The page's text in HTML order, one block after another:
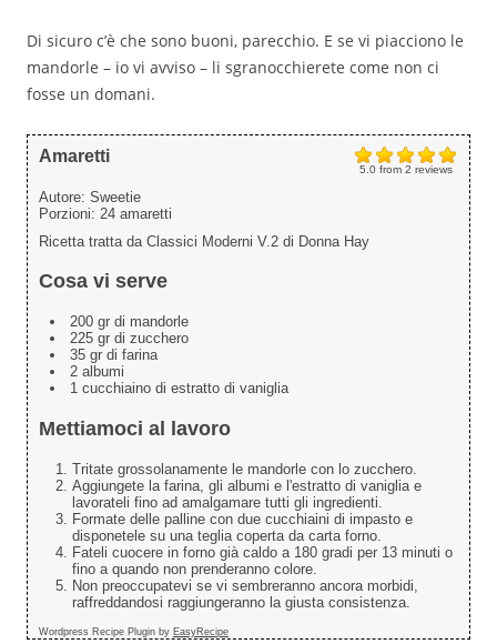
Di sicuro c’è che sono buoni, parecchio. E se vi piacciono le
mandorle – io vi avviso – li sgranocchierete come non ci
fosse un domani.
5.0from 2 reviews
Amaretti
Autore: Sweetie
Porzioni: 24 amaretti
Ricetta tratta da Classici Moderni V.2 di Donna Hay
Cosa vi serve
200 gr di mandorle
225 gr di zucchero
35 gr di farina
2 albumi
1 cucchiaino di estratto di vaniglia
Mettiamoci al lavoro
Tritate grossolanamente le mandorle con lo zucchero.
Aggiungete la farina, gli albumi e l'estratto di vaniglia e
lavorateli fino ad amalgamare tutti gli ingredienti.
Formate delle palline con due cucchiaini di impasto e
disponetele su una teglia coperta da carta forno.
Fateli cuocere in forno già caldo a 180 gradi per 13 minuti o
fino a quando non prenderanno colore.
Non preoccupatevi se vi sembreranno ancora morbidi,
raffreddandosi raggiungeranno la giusta consistenza.
Wordpress Recipe Plugin by EasyRecipe